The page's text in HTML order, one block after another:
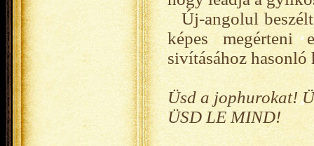
Új-angolul
képes
sivításához hasonló
Üsd a jophurokat!
ÜSD LE MIND!